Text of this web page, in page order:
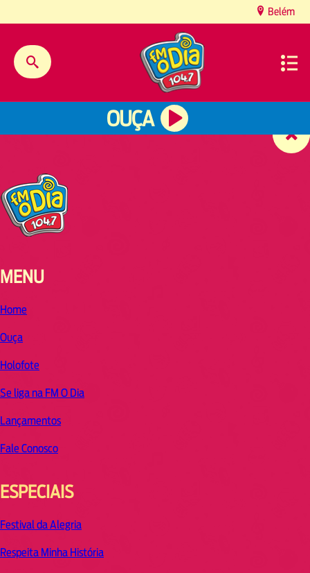
Belém
OUÇA
MENU
Home
Ouça
Holofote
Se liga na FM O Dia
Lançamentos
Fale Conosco
ESPECIAIS
Festival da Alegria
Respeita Minha História